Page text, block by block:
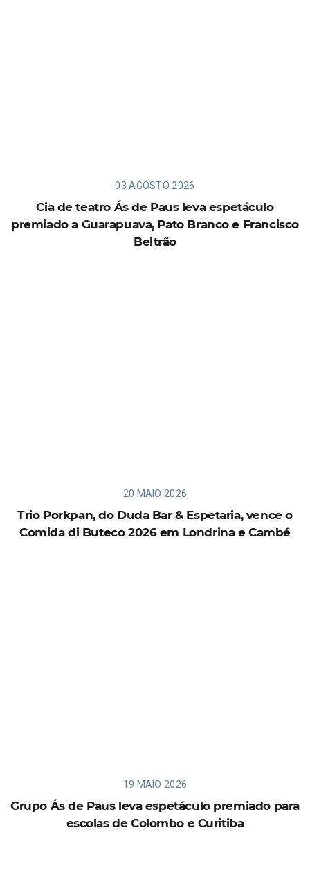
03 AGOSTO 2026
Cia de teatro Ás de Paus leva espetáculo
premiado a Guarapuava, Pato Branco e Francisco
Beltrão
20 MAIO 2026
Trio Porkpan, do Duda Bar & Espetaria, vence o
Comida di Buteco 2026 em Londrina e Cambé
19 MAIO 2026
Grupo Ás de Paus leva espetáculo premiado para
escolas de Colombo e Curitiba